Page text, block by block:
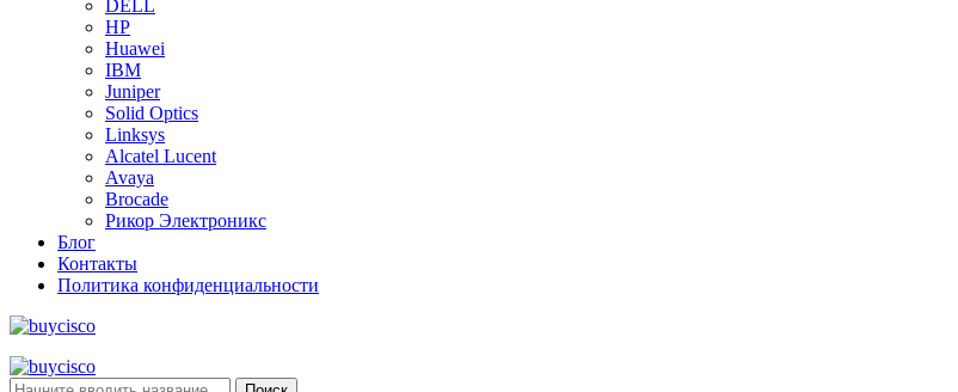
DELL
HP
Huawei
IBM
Juniper
Solid Optics
Linksys
Alcatel Lucent
Avaya
Brocade
Рикор Электроникс
Блог
Контакты
Политика конфиденциальности